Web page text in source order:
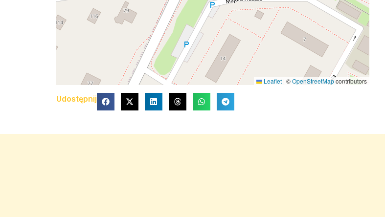
Leaflet | ©OpenStreetMapcontributors
Udostępnij